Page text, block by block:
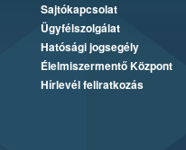
Sajtókapcsolat
Ügyfélszolgálat
Hatósági jogsegély
Élelmiszermentő Központ
Hírlevél feliratkozás